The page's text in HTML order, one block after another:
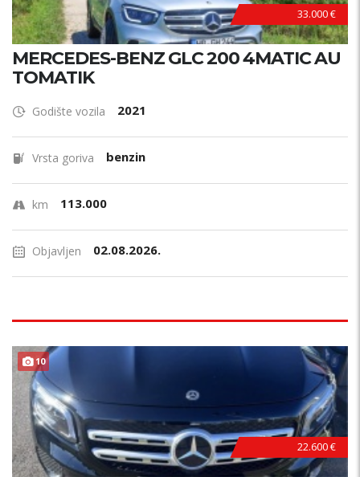
33.000 €
MERCEDES-BENZ GLC 200 4MATIC AU
TOMATIK
Godište vozila 2021
Vrsta goriva benzin
km 113.000
Objavljen 02.08.2026.
10
22.600 €